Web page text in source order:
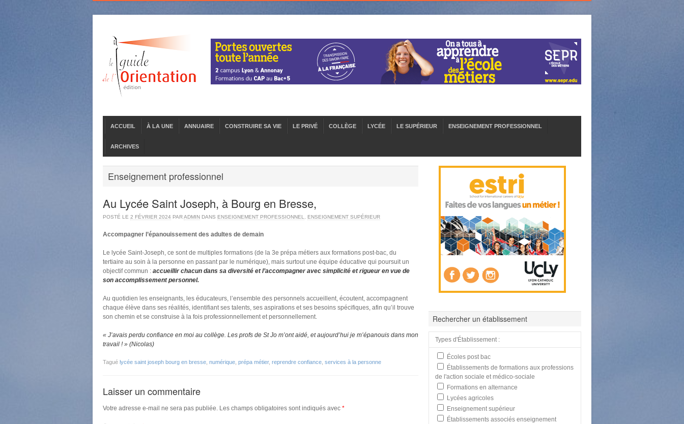
ACCUEIL À LA UNE ANNUAIRE CONSTRUIRE SA VIE LE PRIVÉ COLLÈGE LYCÉE LE SUPÉRIEUR ENSEIGNEMENT PROFESSIONNEL
ARCHIVES
Enseignement professionnel
Au Lycée Saint Joseph, à Bourg en Bresse,
POSTÉ LE 2 FÉVRIER 2024 PARADMIN DANS ENSEIGNEMENT PROFESSIONNEL ENSEIGNEMENT SUPÉRIEUR
Accompagner l’épanouissement des adultes de demain
Le lycée Saint-Joseph, ce sont de multiples formations (de la 3e prépa métiers aux formations post-bac, du
tertiaire au soin à la personne en passant par le numérique), mais surtout une équipe éducative qui poursuit un
objectif commun : accueillir chacun dans sa diversité et l’accompagner avec simplicité et rigueur en vue de
son accomplissement personnel.
Au quotidien les enseignants, les éducateurs, l’ensemble des personnels accueillent, écoutent, accompagnent
chaque élève dans ses réalités, identifiant ses talents, ses aspirations et ses besoins spécifiques, afin qu’il trouve
son chemin et se construise à la fois professionnellement et personnellement.
« J’avais perdu confiance en moi au collège. Les profs de St Jo m’ont aidé, et aujourd’hui je m’épanouis dans mon
travail ! » (Nicolas)
Tagué lycée saint joseph bourg en bresse, numérique, prépa métier, reprendre confiance, services à la personne
Laisser un commentaire
Votre adresse e-mail ne sera pas publiée. Les champs obligatoires sont indiqués avec *
Rechercher un établissement
Types d'Établissement :
Écoles post bac
Établissements de formations aux professions
de l'action sociale et médico-sociale
Formations en alternance
Lycées agricoles
Enseignement supérieur
Établissements associés enseignement